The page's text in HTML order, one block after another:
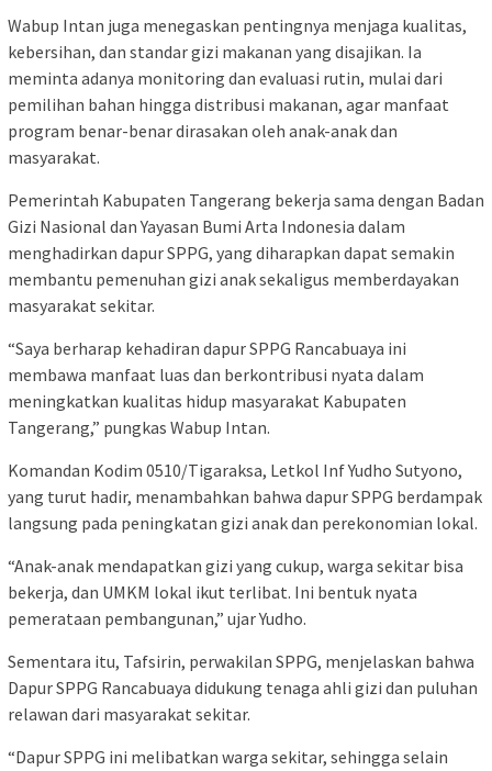
Wabup Intan juga menegaskan pentingnya menjaga kualitas,
kebersihan, dan standar gizi makanan yang disajikan. Ia
meminta adanya monitoring dan evaluasi rutin, mulai dari
pemilihan bahan hingga distribusi makanan, agar manfaat
program benar-benar dirasakan oleh anak-anak dan
masyarakat.
Pemerintah Kabupaten Tangerang bekerja sama dengan Badan
Gizi Nasional dan Yayasan Bumi Arta Indonesia dalam
menghadirkan dapur SPPG, yang diharapkan dapat semakin
membantu pemenuhan gizi anak sekaligus memberdayakan
masyarakat sekitar.
“Saya berharap kehadiran dapur SPPG Rancabuaya ini
membawa manfaat luas dan berkontribusi nyata dalam
meningkatkan kualitas hidup masyarakat Kabupaten
Tangerang,” pungkas Wabup Intan.
Komandan Kodim 0510/Tigaraksa, Letkol Inf Yudho Sutyono,
yang turut hadir, menambahkan bahwa dapur SPPG berdampak
langsung pada peningkatan gizi anak dan perekonomian lokal.
“Anak-anak mendapatkan gizi yang cukup, warga sekitar bisa
bekerja, dan UMKM lokal ikut terlibat. Ini bentuk nyata
pemerataan pembangunan,” ujar Yudho.
Sementara itu, Tafsirin, perwakilan SPPG, menjelaskan bahwa
Dapur SPPG Rancabuaya didukung tenaga ahli gizi dan puluhan
relawan dari masyarakat sekitar.
“Dapur SPPG ini melibatkan warga sekitar, sehingga selain